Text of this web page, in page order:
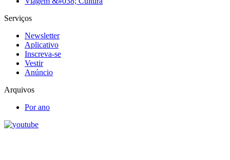
Serviços
Newsletter
Aplicativo
Inscreva-se
Vestir
Anúncio
Arquivos
Por ano